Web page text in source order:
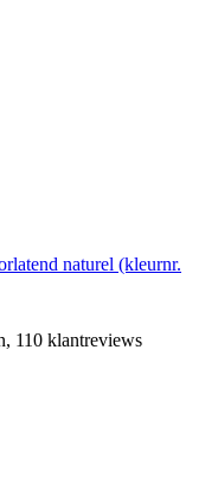
naturel (kleurnr.
110 klantreviews